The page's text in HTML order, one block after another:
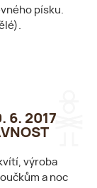
písku.
6. 2017
výroba
a noc